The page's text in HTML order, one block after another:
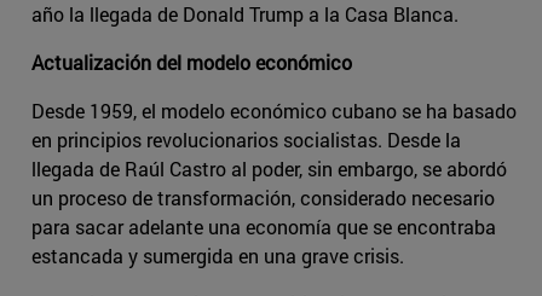
año la llegada de Donald Trump a la Casa Blanca.
Actualización del modelo económico
Desde 1959, el modelo económico cubano se ha basado
en principios revolucionarios socialistas. Desde la
llegada de Raúl Castro al poder, sin embargo, se abordó
un proceso de transformación, considerado necesario
para sacar adelante una economía que se encontraba
estancada y sumergida en una grave crisis.